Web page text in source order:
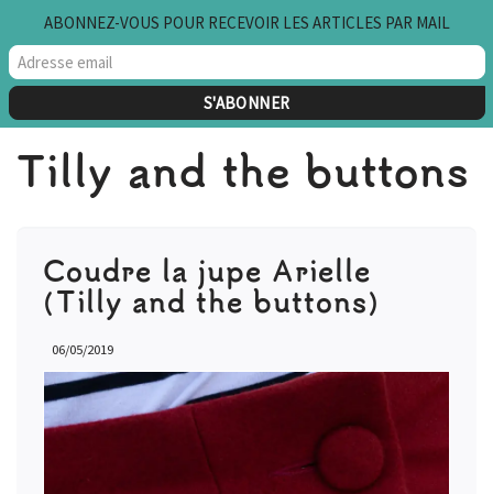
Aller
au
Tilly and the buttons
Coudre la jupe Arielle
(Tilly and the buttons)
06/05/2019
ABONNEZ-VOUS POUR RECEVOIR LES ARTICLES PAR MAIL